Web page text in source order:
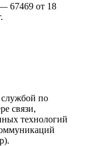
от 18
по
связи,
технологий